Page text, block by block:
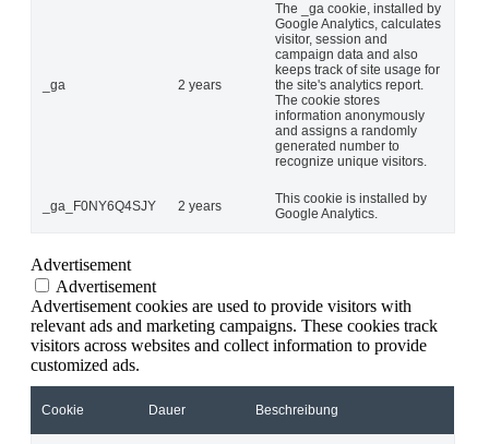
_ga 2 years
The _ga cookie, installed by
Google Analytics, calculates
visitor, session and
campaign data and also
keeps track of site usage for
the site's analytics report.
The cookie stores
information anonymously
and assigns a randomly
generated number to
recognize unique visitors.
_ga_F0NY6Q4SJY 2 years
This cookie is installed by
Google Analytics.
Advertisement
Advertisement
Advertisement cookies are used to provide visitors with
relevant ads and marketing campaigns. These cookies track
visitors across websites and collect information to provide
customized ads.
Cookie Dauer Beschreibung